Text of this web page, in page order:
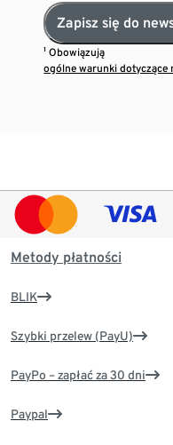
Zapisz się do
¹ Obowiązują
ogólne warunki dotyczące
Metody płatności
BLIK
Szybki przelew (PayU)
PayPo – zapłać za 30 dni
Paypal